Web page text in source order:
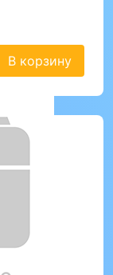
В корзину